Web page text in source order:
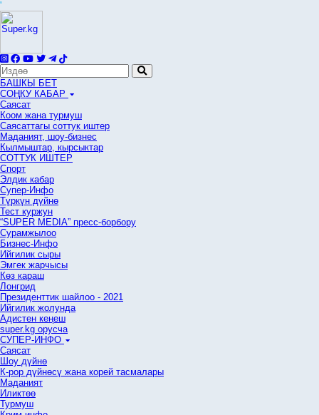
'
БАШКЫ БЕТ
СОҢКУ КАБАР
Саясат
Коом жана турмуш
Саясаттагы соттук иштер
Маданият, шоу-бизнес
Кылмыштар, кырсыктар
СОТТУК ИШТЕР
Спорт
Элдик кабар
Супер-Инфо
Түркүн дүйнө
Тест куржун
“SUPER MEDIA” пресс-борбору
Сурамжылоо
Бизнес-Инфо
Ийгилик сыры
Эмгек жарчысы
Көз караш
Лонгрид
Президенттик шайлоо - 2021
Ийгилик жолунда
Адистен кеңеш
super.kg орусча
СУПЕР-ИНФО
Саясат
Шоу дүйнө
К-рор дүйнөсү жана корей тасмалары
Маданият
Иликтөө
Турмуш